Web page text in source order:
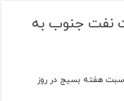
نفت جنوب به
هفته بسیج در روز